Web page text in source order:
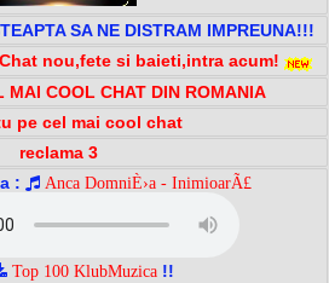
SA NE DISTRAM IMPREUNA!!!
nou,fete si baieti,intra acum!
MAI COOL CHAT DIN ROMANIA
pe cel mai cool chat
reclama 3
:
Anca DomniÈ›a - InimioarÃ£
Top 100 KlubMuzica !!